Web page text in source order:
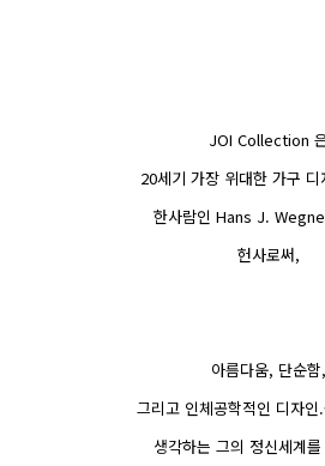
JOI Collection
20세기 가장 위대한 가구 디
한사람인 Hans J.
헌사로써,
아름다움, 단순함,
그리고 인체공학적인 디자인
생각하는 그의 정신세계